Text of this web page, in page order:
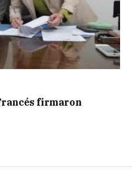
firmaron